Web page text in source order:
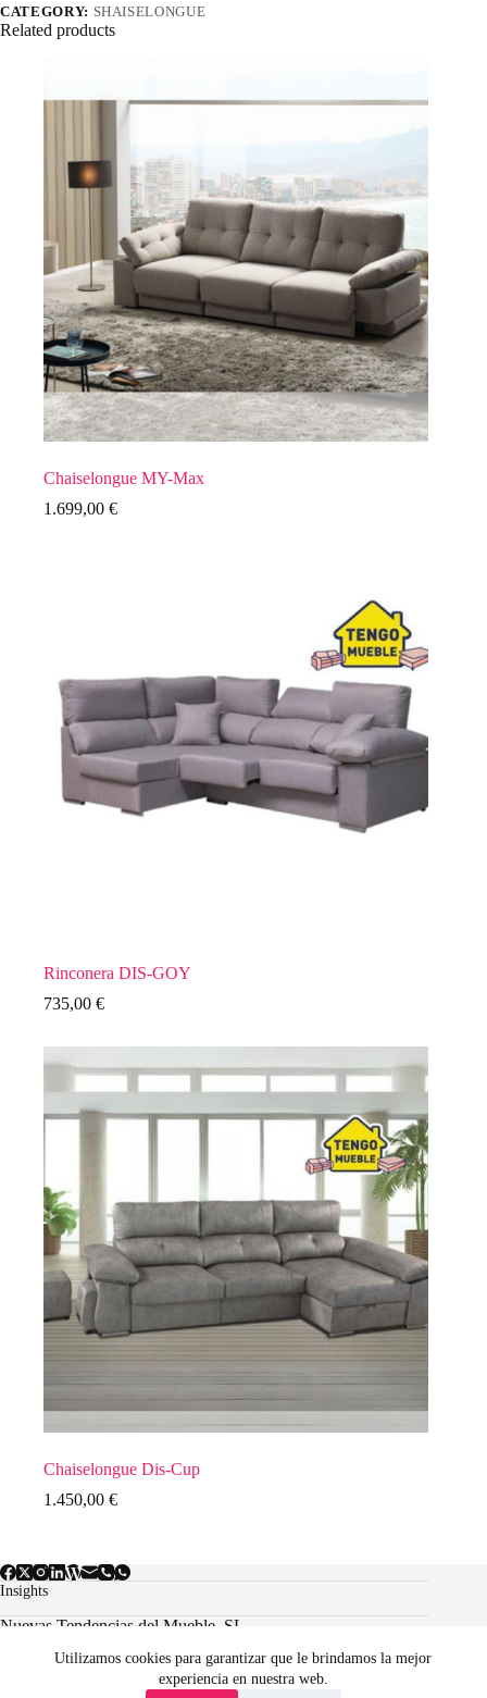
Utilizamos cookies para garantizar que le brindamos la mejor
experiencia en nuestra web.
CATEGORY: SHAISELONGUE
Related products
Chaiselongue MY-Max
1.699,00 €
Rinconera DIS-GOY
735,00 €
Chaiselongue Dis-Cup
1.450,00 €
Insights
Nuevas Tendencias del Mueble, SL.